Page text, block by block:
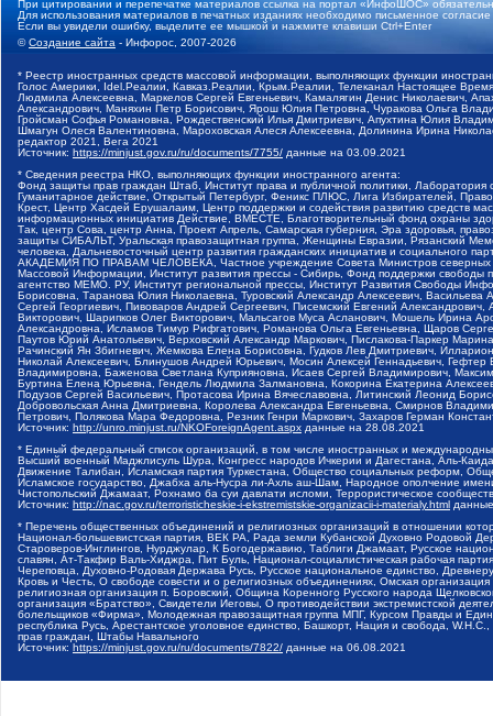
При цитировании и перепечатке материалов ссылка на портал «ИнфоШОС»
Для использования материалов в печатных изданиях необходимо письменное
Если вы увидели ошибку, выделите ее мышкой и нажмите клавиши Ctrl+Enter
©Создание сайта - Инфорос, 2007-2026
* Реестр иностранных средств массовой информации, выполняющих функции
Голос Америки, Idel.Реалии, Кавказ.Реалии, Крым.Реалии, Телеканал Настоящее
Людмила Алексеевна, Маркелов Сергей Евгеньевич, Камалягин Денис Николаевич,
Александрович, Маняхин Петр Борисович, Ярош Юлия Петровна, Чуракова Ольга
Гройсман Софья Романовна, Рождественский Илья Дмитриевич, Апухтина Юлия
Шмагун Олеся Валентиновна, Мароховская Алеся Алексеевна, Долинина Ирина
редактор 2021, Вега 2021
Источник: https://minjust.gov.ru/ru/documents/7755/ данные на 03.09.2021
* Сведения реестра НКО, выполняющих функции иностранного агента:
Фонд защиты прав граждан Штаб, Институт права и публичной политики,
Гуманитарное действие, Открытый Петербург, Феникс ПЛЮС, Лига Избирателей,
Крест, Центр Хасдей Ерушалаим, Центр поддержки и содействия развитию средств
информационных инициатив Действие, ВМЕСТЕ, Благотворительный фонд охраны
Так, центр Сова, центр Анна, Проект Апрель, Самарская губерния, Эра здоровья,
защиты СИБАЛЬТ, Уральская правозащитная группа, Женщины Евразии, Рязанский
человека, Дальневосточный центр развития гражданских инициатив и социального
АКАДЕМИЯ ПО ПРАВАМ ЧЕЛОВЕКА, Частное учреждение Совета Министров северных
Массовой Информации, Институт развития прессы - Сибирь, Фонд поддержки
агентство МЕМО. РУ, Институт региональной прессы, Институт Развития Свободы
Борисовна, Таранова Юлия Николаевна, Туровский Александр Алексеевич,
Сергей Георгиевич, Пивоваров Андрей Сергеевич, Писемский Евгений
Викторович, Шарипков Олег Викторович, Мальсагов Муса Асланович, Мошель Ирина
Александровна, Исламов Тимур Рифгатович, Романова Ольга Евгеньевна, Щаров
Паутов Юрий Анатольевич, Верховский Александр Маркович, Пислакова-Паркер
Рачинский Ян Збигневич, Жемкова Елена Борисовна, Гудков Лев Дмитриевич,
Николай Алексеевич, Блинушов Андрей Юрьевич, Мосин Алексей Геннадьевич,
Владимировна, Баженова Светлана Куприяновна, Исаев Сергей Владимирович,
Буртина Елена Юрьевна, Гендель Людмила Залмановна, Кокорина Екатерина
Подузов Сергей Васильевич, Протасова Ирина Вячеславовна, Литинский Леонид
Добровольская Анна Дмитриевна, Королева Александра Евгеньевна, Смирнов
Петрович, Полякова Мара Федоровна, Резник Генри Маркович, Захаров Герман
Источник: http://unro.minjust.ru/NKOForeignAgent.aspx данные на 28.08.2021
* Единый федеральный список организаций, в том числе иностранных и
Высший военный Маджлисуль Шура, Конгресс народов Ичкерии и Дагестана, Аль-
Движение Талибан, Исламская партия Туркестана, Общество социальных реформ,
Исламское государство, Джабха аль-Нусра ли-Ахль аш-Шам, Народное ополчение
Чистопольский Джамаат, Рохнамо ба суи давлати исломи, Террористическое
Источник: http://nac.gov.ru/terroristicheskie-i-ekstremistskie-organizacii-i-materialy.html
* Перечень общественных объединений и религиозных организаций в отношении
Национал-большевистская партия, ВЕК РА, Рада земли Кубанской Духовно Родовой
Староверов-Инглингов, Нурджулар, К Богодержавию, Таблиги Джамаат, Русское
славян, Ат-Такфир Валь-Хиджра, Пит Буль, Национал-социалистическая рабочая
Череповца, Духовно-Родовая Держава Русь, Русское национальное единство,
Кровь и Честь, О свободе совести и о религиозных объединениях, Омская
религиозная организация п. Боровский, Община Коренного Русского народа
организация «Братство», Свидетели Иеговы, О противодействии экстремистской
болельщиков «Фирма», Молодежная правозащитная группа МПГ, Курсом Правды и
республика Русь, Арестантское уголовное единство, Башкорт, Нация и свобода,
прав граждан, Штабы Навального
Источник: https://minjust.gov.ru/ru/documents/7822/ данные на 06.08.2021